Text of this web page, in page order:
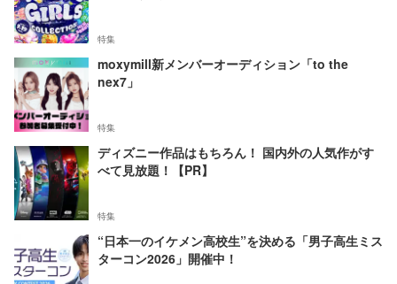
特集
moxymill新メンバーオーディション「to the
nex7」
特集
ディズニー作品はもちろん！ 国内外の人気作がす
べて見放題！【PR】
特集
“日本一のイケメン高校生”を決める「男子高生ミス
ターコン2026」開催中！